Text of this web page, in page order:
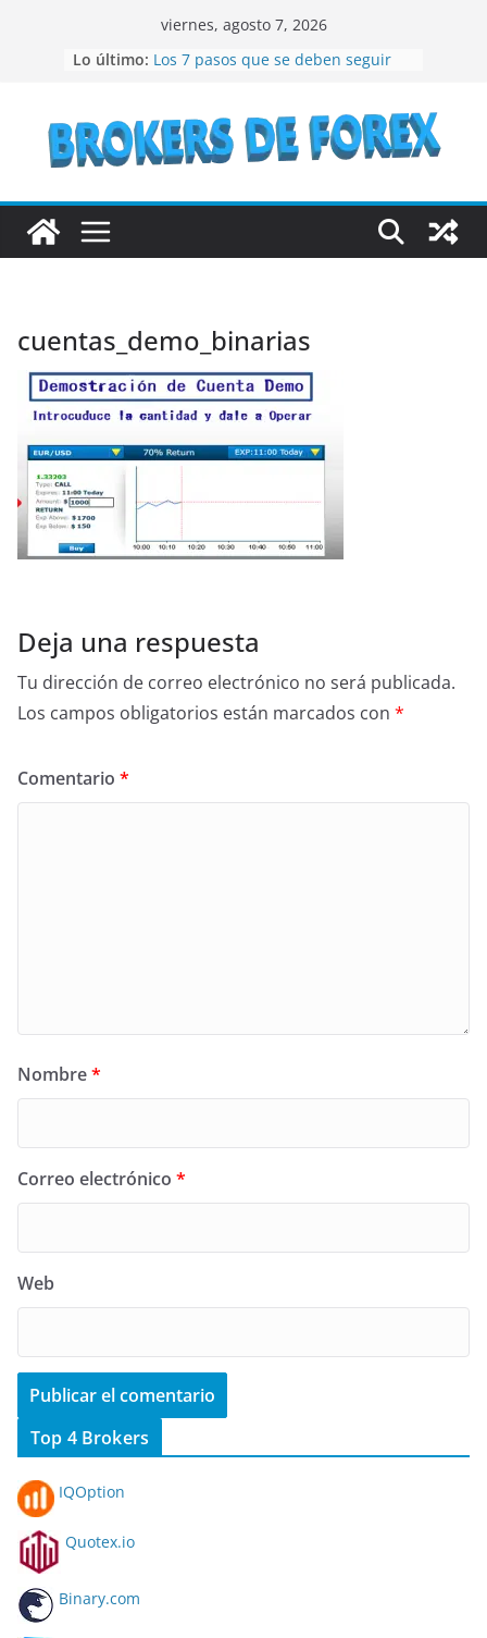
viernes, agosto 7, 2026
Lo último: Los 7 pasos que se deben seguir
¿Vale la pena considerar la
inversión en acciones de IBM en el
año 2023?
invertir en bonos del Estado
Recomendaciones a seguir si se
quiere especular en bolsa
cuentas_demo_binarias
Deja una respuesta
Tu dirección de correo electrónico no será publicada.
Los campos obligatorios están marcados con *
Comentario *
Nombre*
Correo electrónico *
Web
Top 4 Brokers
IQOption
Quotex.io
Binary.com